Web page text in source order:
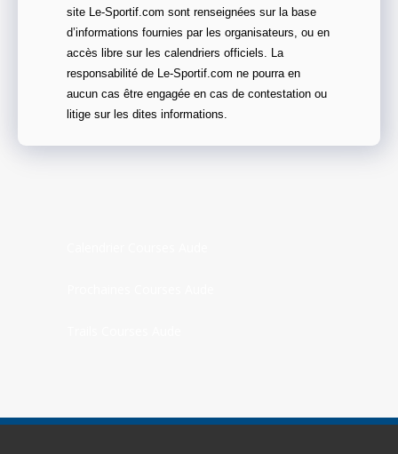
site Le-Sportif.com sont renseignées sur la base
d’informations fournies par les organisateurs, ou en
accès libre sur les calendriers officiels. La
responsabilité de Le-Sportif.com ne pourra en
aucun cas être engagée en cas de contestation ou
litige sur les dites informations.